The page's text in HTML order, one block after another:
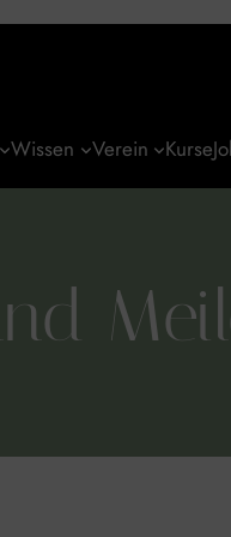
Wissen Verein Kurse